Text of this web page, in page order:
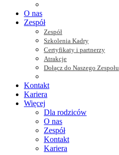
O nas
Zespół
Zespół
Szkolenia Kadry
Certyfikaty i partnerzy
Atrakcje
Dołącz do Naszego Zespołu
Kontakt
Kariera
Więcej
Dla rodziców
O nas
Zespół
Kontakt
Kariera